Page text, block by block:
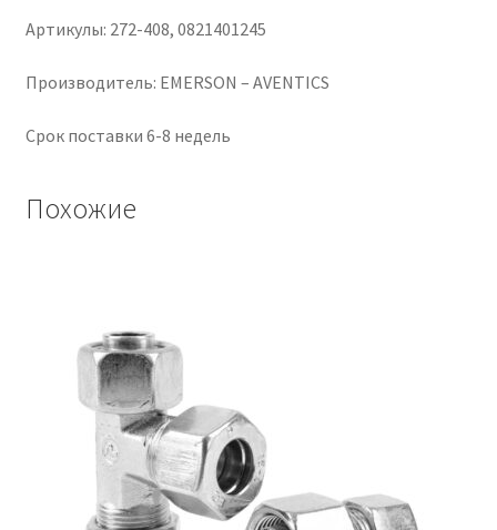
Артикулы: 272-408, 0821401245
Производитель: EMERSON – AVENTICS
Срок поставки 6-8 недель
Похожие